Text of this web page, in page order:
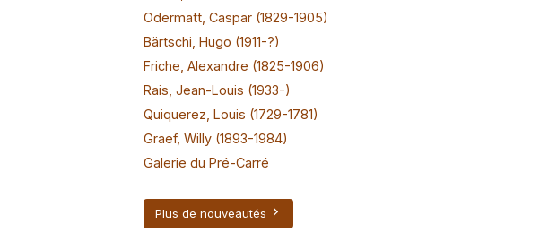
Odermatt, Caspar (1829-1905)
Bärtschi, Hugo (1911-?)
Friche, Alexandre (1825-1906)
Rais, Jean-Louis (1933-)
Quiquerez, Louis (1729-1781)
Graef, Willy (1893-1984)
Galerie du Pré-Carré
Plus de nouveautés